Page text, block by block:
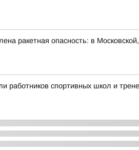
ракетная опасность: в
работников спортивных школ и